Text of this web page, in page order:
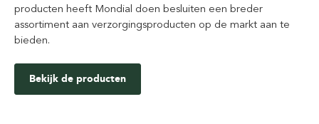
producten heeft Mondial doen besluiten een breder
assortiment aan verzorgingsproducten op de markt aan te
bieden.
Bekijk de producten